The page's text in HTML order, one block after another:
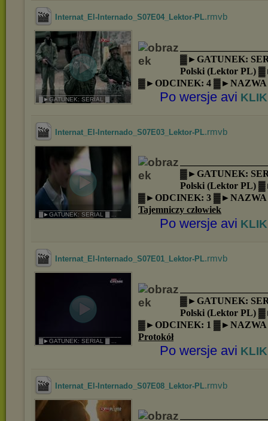
Internat_El-Internado_S07E04_Lektor-PL.rmvb
_______________________
▓►GATUNEK: SERIAL ▓ ...
▓►GATUNEK:
Polski (Lektor PL)
▓►ODCINEK: 4
Po wersje avi
Internat_El-Internado_S07E03_Lektor-PL.rmvb
_______________________
▓►GATUNEK: SERIAL ▓ ...
▓►GATUNEK:
Polski (Lektor PL)
▓►ODCINEK: 3 ▓►NAZWA
Tajemniczy człowiek
Po wersje avi
Internat_El-Internado_S07E01_Lektor-PL.rmvb
▓►GATUNEK: SERIAL ▓ ...
▓►GATUNEK:
Polski (Lektor PL)
▓►ODCINEK: 1 ▓►NAZWA
Protokół
Po wersje avi
Internat_El-Internado_S07E08_Lektor-PL.rmvb